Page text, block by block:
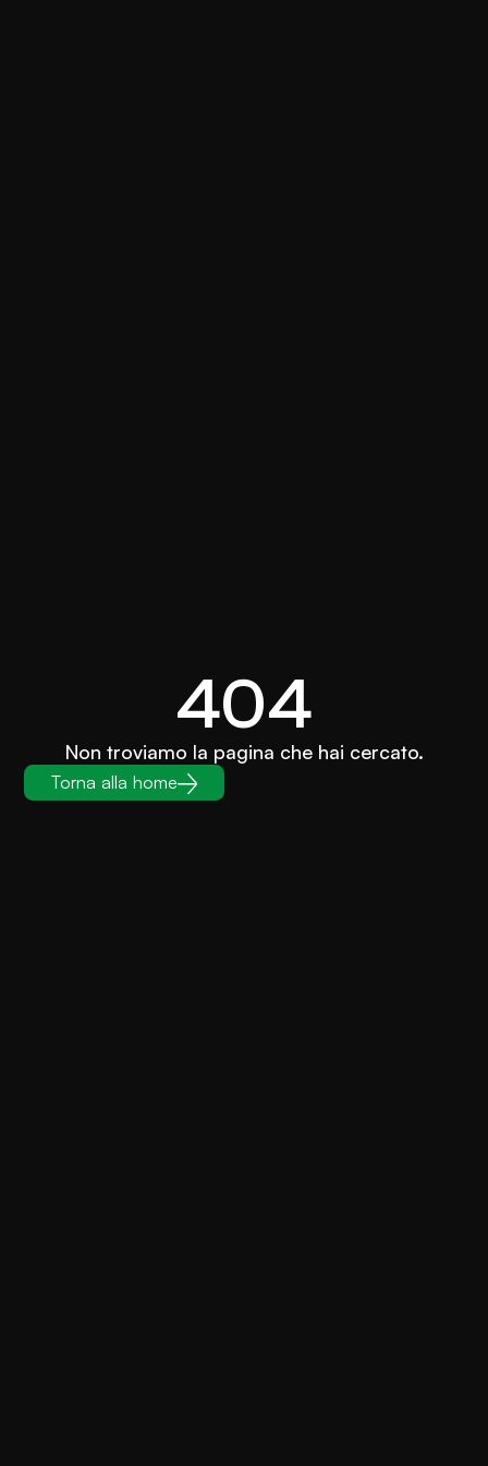
404
Non troviamo la pagina che hai cercato.
Torna alla home